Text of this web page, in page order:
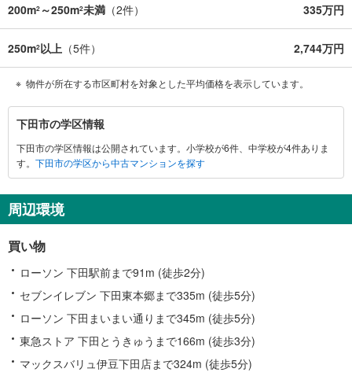
200m2 ～250m2未満 （2件） 335万円
250m2以上 （5件） 2,744万円
物件が所在する市区町村を対象とした平均価格を表示しています。
田
市
に
す
る
報
下田市の学区情報
下田市の学区情報は公開されています。小学校が6件、中学校が4件ありま
す。 下田市の学区から中古マンションを探す
周辺環境
買い物
ローソン 下田駅前まで91m (徒歩2分)
セブンイレブン 下田東本郷まで335m (徒歩5分)
ローソン 下田まいまい通りまで345m (徒歩5分)
東急ストア 下田とうきゅうまで166m (徒歩3分)
マックスバリュ伊豆下田店まで324m (徒歩5分)